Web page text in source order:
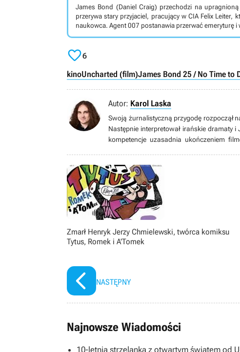
James Bond (Daniel Craig) przechodzi na
przerywa stary przyjaciel, pracujący w CIA Felix
naukowca. Agent 007 postanawia przerwać emeryturę i
6
kinoUncharted (film)James Bond 25 / No Time to
Autor: Karol Laska
Swoją żurnalistyczną przygodę rozpoczął
Następnie interpretował irańskie dramaty
kompetencje uzasadnia ukończeniem
redaguje i tworzy treści w dziale
filmy – ubóstwia surrealizm i
przez 2 lata biegać na B-klasowych
filozofuje, więc uważajcie na jego teksty.
Zmarł Henryk Jerzy Chmielewski, twórca komiksu
Tytus, Romek i A'Tomek
NASTĘPNY
Najnowsze Wiadomości
10-letnia strzelanka z otwartym światem od